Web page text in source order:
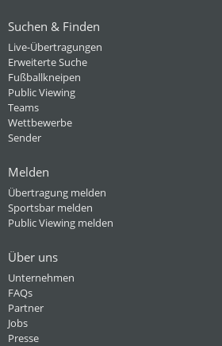
Suchen & Finden
Live-Übertragungen
Erweiterte Suche
Fußballkneipen
Public Viewing
Teams
Wettbewerbe
Sender
Melden
Übertragung melden
Sportsbar melden
Public Viewing melden
Über uns
Unternehmen
FAQs
Partner
Jobs
Presse